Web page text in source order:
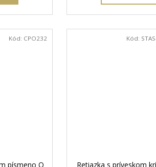
písmeno O
Kód: CPO232
Retiazka s príveskom
Kód: